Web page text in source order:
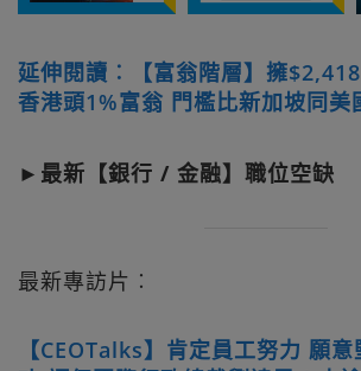
延伸閱讀︰【富翁階層】擁
香港頭1%富翁 門檻比新加坡同美
►最新【銀行 / 金融】職位空缺
最新專訪片︰
【CEOTalks】肯定員工努力 願